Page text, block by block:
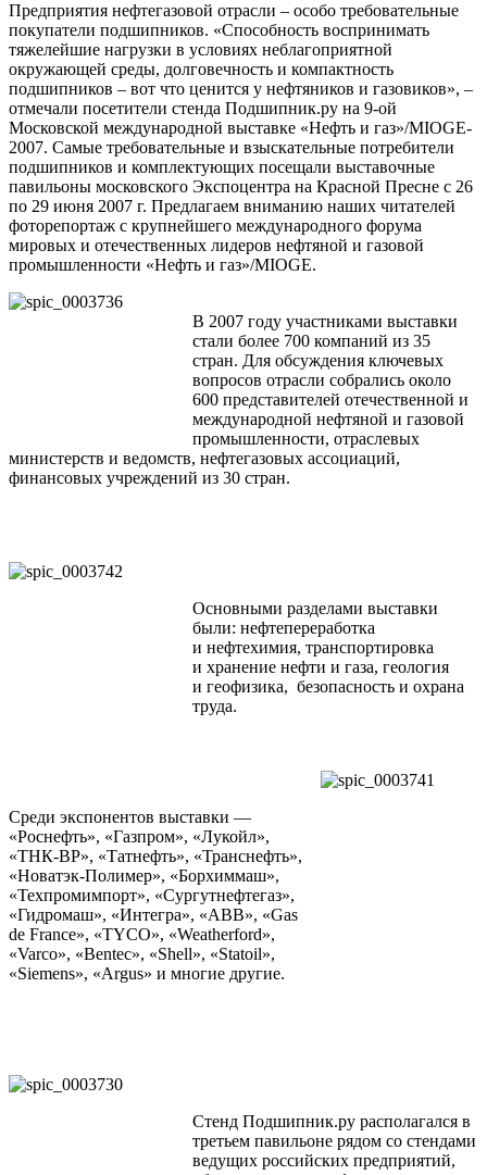
Предприятия нефтегазовой отрасли – особо требовательные
покупатели подшипников. «Способность воспринимать
тяжелейшие нагрузки в условиях неблагоприятной
окружающей среды, долговечность и компактность
подшипников – вот что ценится у нефтяников и газовиков», –
отмечали посетители стенда Подшипник.ру на 9-ой
Московской международной выставке «Нефть и газ»/MIOGE-
2007. Самые требовательные и взыскательные потребители
подшипников и комплектующих посещали выставочные
павильоны московского Экспоцентра на Красной Пресне с 26
по 29 июня 2007 г. Предлагаем вниманию наших читателей
фоторепортаж с крупнейшего международного форума
мировых и отечественных лидеров нефтяной и газовой
промышленности «Нефть и газ»/MIOGE.
В 2007 году участниками выставки
стали более 700 компаний из 35
стран. Для обсуждения ключевых
вопросов отрасли собрались около
600 представителей отечественной и
международной нефтяной и газовой
промышленности, отраслевых
министерств и ведомств, нефтегазовых ассоциаций,
финансовых учреждений из 30 стран.
Основными разделами выставки
были: нефтепереработка
и нефтехимия, транспортировка
и хранение нефти и газа, геология
и геофизика, безопасность и охрана
труда.
Среди экспонентов выставки —
«Роснефть», «Газпром», «Лукойл»,
«ТНК-ВР», «Татнефть», «Транснефть»,
«Новатэк-Полимер», «Борхиммаш»,
«Техпромимпорт», «Сургутнефтегаз»,
«Гидромаш», «Интегра», «ABB», «Gas
de France», «TYCO», «Weatherford»,
«Varco», «Bentec», «Shell», «Statoil»,
«Siemens», «Argus» и многие другие.
Стенд Подшипник.ру располагался в
третьем павильоне рядом со стендами
ведущих российских предприятий,